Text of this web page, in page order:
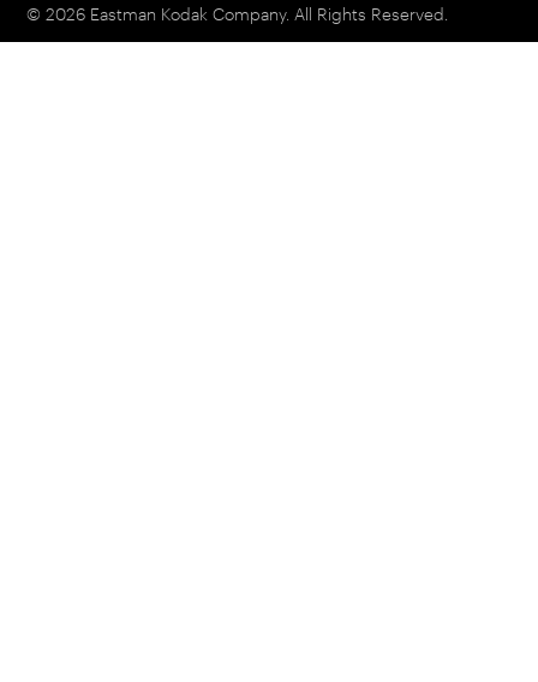
영업 문의
© 2026 Eastman Kodak Company. All Rights Reserved.